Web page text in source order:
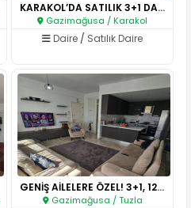
KARAKOL’DA SATILIK 3+1 DAİRE –..
Gazimağusa / Karakol
Daire / Satılık Daire
GENİŞ AİLELERE ÖZEL! 3+1, 125M..
Gazimağusa / Tuzla